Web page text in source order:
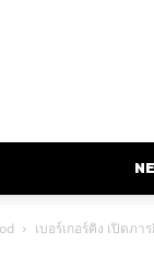
เบอร์เกอร์คิง เปิดภ